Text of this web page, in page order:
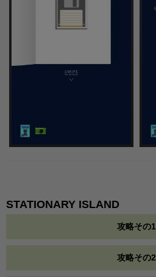
STATIONARY ISLAND
攻略その1
攻略その2